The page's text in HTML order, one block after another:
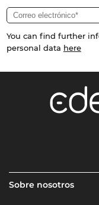
You can find further
personal data here
Sobre nosotros